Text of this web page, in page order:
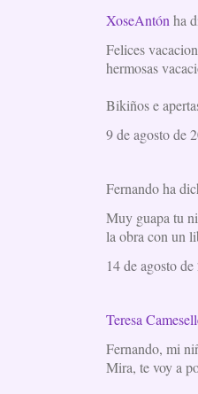
XoseAntón ha
Felices
hermosas
Bikiños e
9 de agosto de
Fernando ha
Muy guapa tu
la obra con un
14 de agosto
Teresa
Fernando, mi
Mira, te voy a